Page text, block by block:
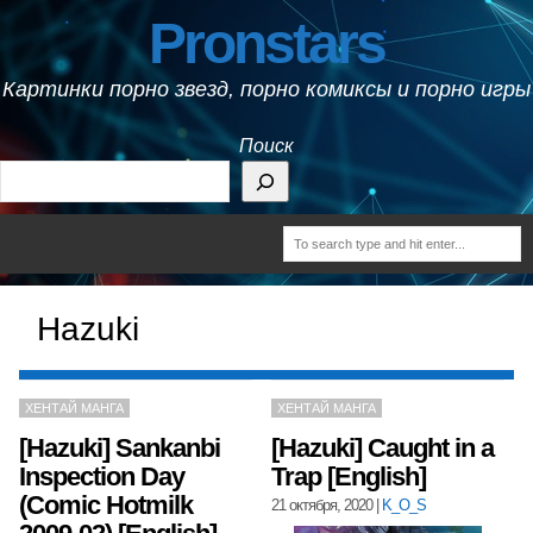
Pronstars
Картинки порно звезд, порно комиксы и порно игры
Поиск
Hazuki
ХЕНТАЙ МАНГА
[Hazuki] Sankanbi
Inspection Day
(Comic Hotmilk
ХЕНТАЙ МАНГА
[Hazuki] Caught in a
Trap [English]
21 октября, 2020| K_O_S